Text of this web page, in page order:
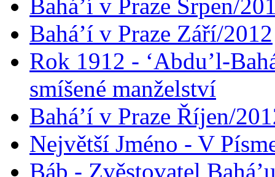
Bahá’í v Praze Srpen/
Bahá’í v Praze Září/2012
Rok 1912 - ‘Abdu’l-
smíšené manželství
Bahá’í v Praze Říjen/
Největší Jméno - V
Báb - Zvěstovatel